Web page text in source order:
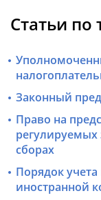
Статьи по
Законный
Право на
регулируемых
сборах
Порядок
иностранной